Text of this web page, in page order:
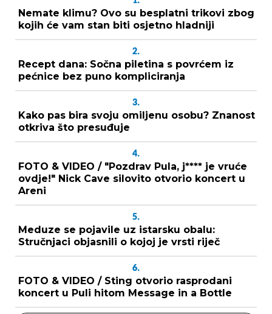
Nemate klimu? Ovo su besplatni trikovi zbog
kojih će vam stan biti osjetno hladniji
2.
Recept dana: Sočna piletina s povrćem iz
pećnice bez puno kompliciranja
3.
Kako pas bira svoju omiljenu osobu? Znanost
otkriva što presuđuje
4.
FOTO & VIDEO / "Pozdrav Pula, j**** je vruće
ovdje!" Nick Cave silovito otvorio koncert u
Areni
5.
Meduze se pojavile uz istarsku obalu:
Stručnjaci objasnili o kojoj je vrsti riječ
6.
FOTO & VIDEO / Sting otvorio rasprodani
koncert u Puli hitom Message in a Bottle